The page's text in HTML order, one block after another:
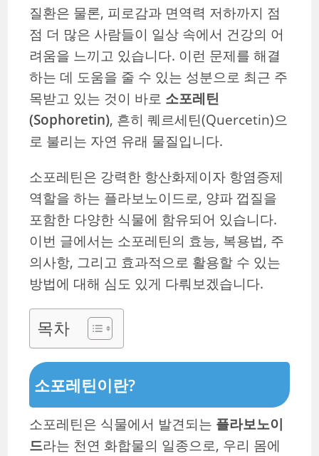
질환은 물론, 피로감과 면역력 저하까지 점
점 더 많은 사람들이 일상 속에서 건강의 어
려움을 느끼고 있습니다. 이런 문제를 해결
하는 데 도움을 줄 수 있는 성분으로 최근 주
목받고 있는 것이 바로 소포레틴
(Sophoretin), 흔히 퀘르세틴(Quercetin)으
로 불리는 자연 유래 물질입니다.
소포레틴은 강력한 항산화제이자 항염증제
역할을 하는 플라보노이드로, 양파 껍질을
포함한 다양한 식물에 함유되어 있습니다.
이번 글에서는 소포레틴의 효능, 복용법, 주
의사항, 그리고 효과적으로 활용할 수 있는
방법에 대해 심도 있게 다뤄보겠습니다.
목차
소포레틴이란?
소포레틴은 식물에서 발견되는 플라보노이
드라는 천연 화합물의 일종으로, 우리 몸에